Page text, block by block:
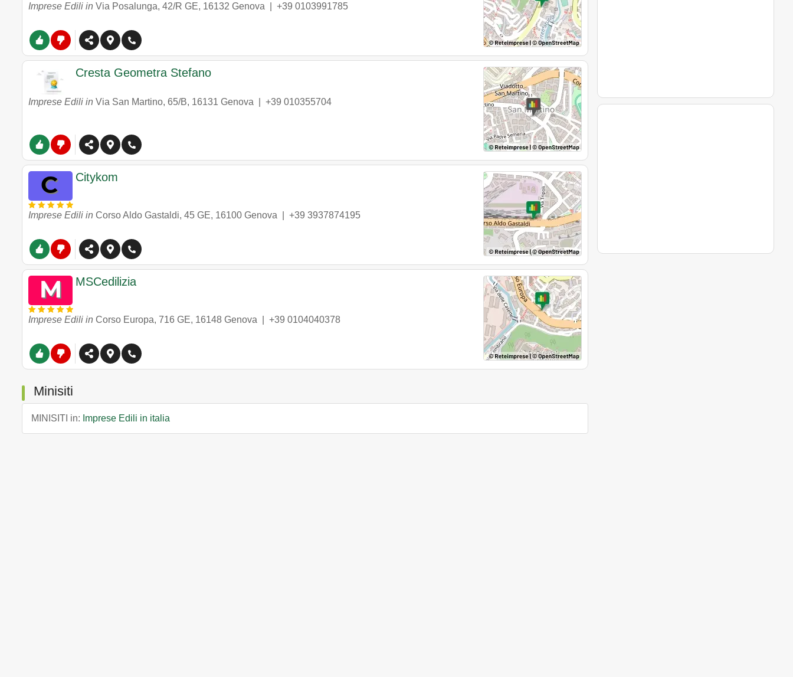
Imprese Edili in Via Posalunga, 42/R GE, 16132 Genova +39 0103991785
Cresta Geometra Stefano
Imprese Edili in Via San Martino, 65/B, 16131 Genova +39 010355704
Citykom
Imprese Edili in Corso Aldo Gastaldi, 45 GE, 16100 Genova +39 3937874195
MSCedilizia
Imprese Edili in Corso Europa, 716 GE, 16148 Genova +39 0104040378
Minisiti
MINISITI in: Imprese Edili in italia